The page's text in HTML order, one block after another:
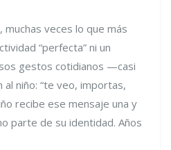
muchas veces lo que más
“perfecta” ni un
gestos cotidianos —casi
niño: “te veo, importas,
recibe ese mensaje una y
parte de su identidad. Años